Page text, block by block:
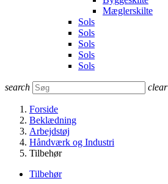
Mæglerskilte
Sols
Sols
Sols
Sols
Sols
search clear
Forside
Beklædning
Arbejdstøj
Håndværk og Industri
Tilbehør
Tilbehør